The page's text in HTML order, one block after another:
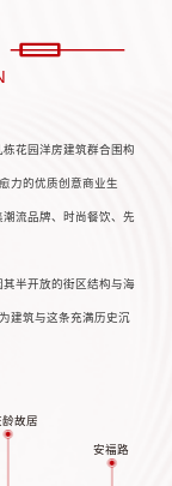
花园洋房建筑群合围构
力的优质创意商业生
流品牌、时尚餐饮、先
半开放的街区结构与海
建筑与这条充满历史沉
故居
安福路